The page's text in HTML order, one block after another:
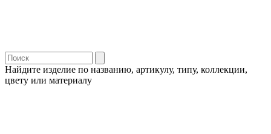
Найдите изделие по названию, артикулу, типу, коллекции,
цвету или материалу